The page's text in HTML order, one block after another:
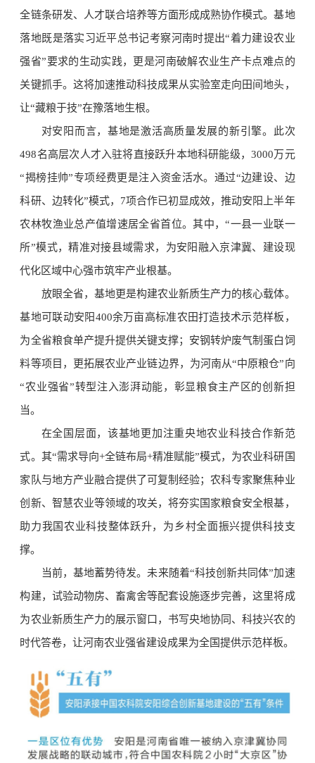
全链条研发、人才联合培养等方面形成成熟协作模式。基地
落地既是落实习近平总书记考察河南时提出“着力建设农业
强省”要求的生动实践，更是河南破解农业生产卡点难点的
关键抓手。这将加速推动科技成果从实验室走向田间地头，
让“藏粮于技”在豫落地生根。
对安阳而言，基地是激活高质量发展的新引擎。此次
498名高层次人才入驻将直接跃升本地科研能级，3000万元
“揭榜挂帅”专项经费更是注入资金活水。通过“边建设、边
科研、边转化”模式，7项合作已初显成效，推动安阳上半年
农林牧渔业总产值增速居全省首位。其中，“一县一业联一
所”模式，精准对接县域需求，为安阳融入京津冀、建设现
代化区域中心强市筑牢产业根基。
放眼全省，基地更是构建农业新质生产力的核心载体。
基地可联动安阳400余万亩高标准农田打造技术示范样板，
为全省粮食单产提升提供关键支撑；安钢转炉废气制蛋白饲
料等项目，更拓展农业产业链边界，为河南从“中原粮仓”向
“农业强省”转型注入澎湃动能，彰显粮食主产区的创新担
当。
在全国层面，该基地更加注重央地农业科技合作新范
式。其“需求导向+全链布局+精准赋能”模式，为农业科研国
家队与地方产业融合提供了可复制经验；农科专家聚焦种业
创新、智慧农业等领域的攻关，将夯实国家粮食安全根基，
助力我国农业科技整体跃升，为乡村全面振兴提供科技支
撑。
当前，基地蓄势待发。未来随着“科技创新共同体”加速
构建，试验动物房、畜禽舍等配套设施逐步完善，这里将成
为农业新质生产力的展示窗口，书写央地协同、科技兴农的
时代答卷，让河南农业强省建设成果为全国提供示范样板。